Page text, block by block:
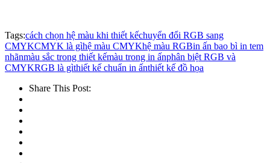
Tags:cách chọn hệ màu khi thiết kếchuyển đổi RGB sang
CMYKCMYK là gìhệ màu CMYKhệ màu RGBin ấn bao bì in tem
nhãnmàu sắc trong thiết kếmàu trong in ấnphân biệt RGB và
CMYKRGB là gìthiết kế chuẩn in ấnthiết kế đồ họa
Share This Post: